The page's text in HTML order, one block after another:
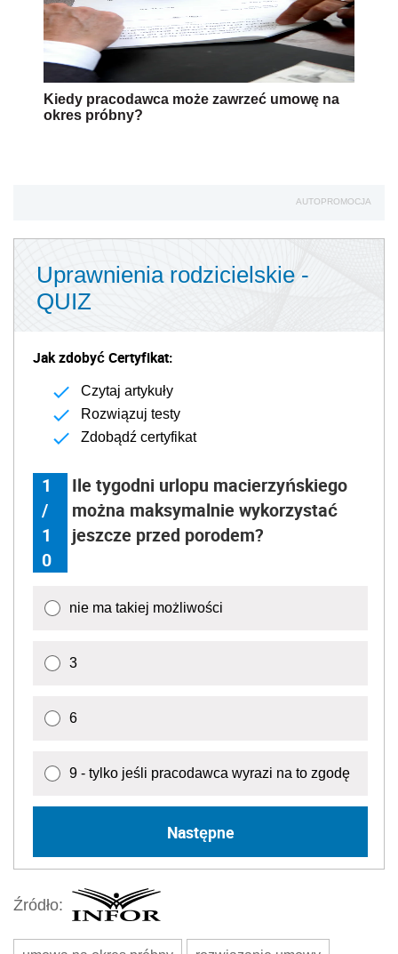
Kiedy pracodawca może zawrzeć umowę na
okres próbny?
AUTOPROMOCJA
Uprawnienia rodzicielskie -
QUIZ
Jak zdobyć Certyfikat:
Czytaj artykuły
Rozwiązuj testy
Zdobądź certyfikat
1
/
1
0
Ile tygodni urlopu macierzyńskiego
można maksymalnie wykorzystać
jeszcze przed porodem?
nie ma takiej możliwości
3
6
9 - tylko jeśli pracodawca wyrazi na to zgodę
Następne
Źródło: